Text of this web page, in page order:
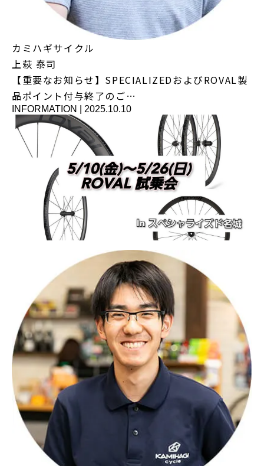
カミハギサイクル
上萩 泰司
【重要なお知らせ】SPECIALIZEDおよびROVAL製
品ポイント付与終了のご…
INFORMATION 2025.10.10